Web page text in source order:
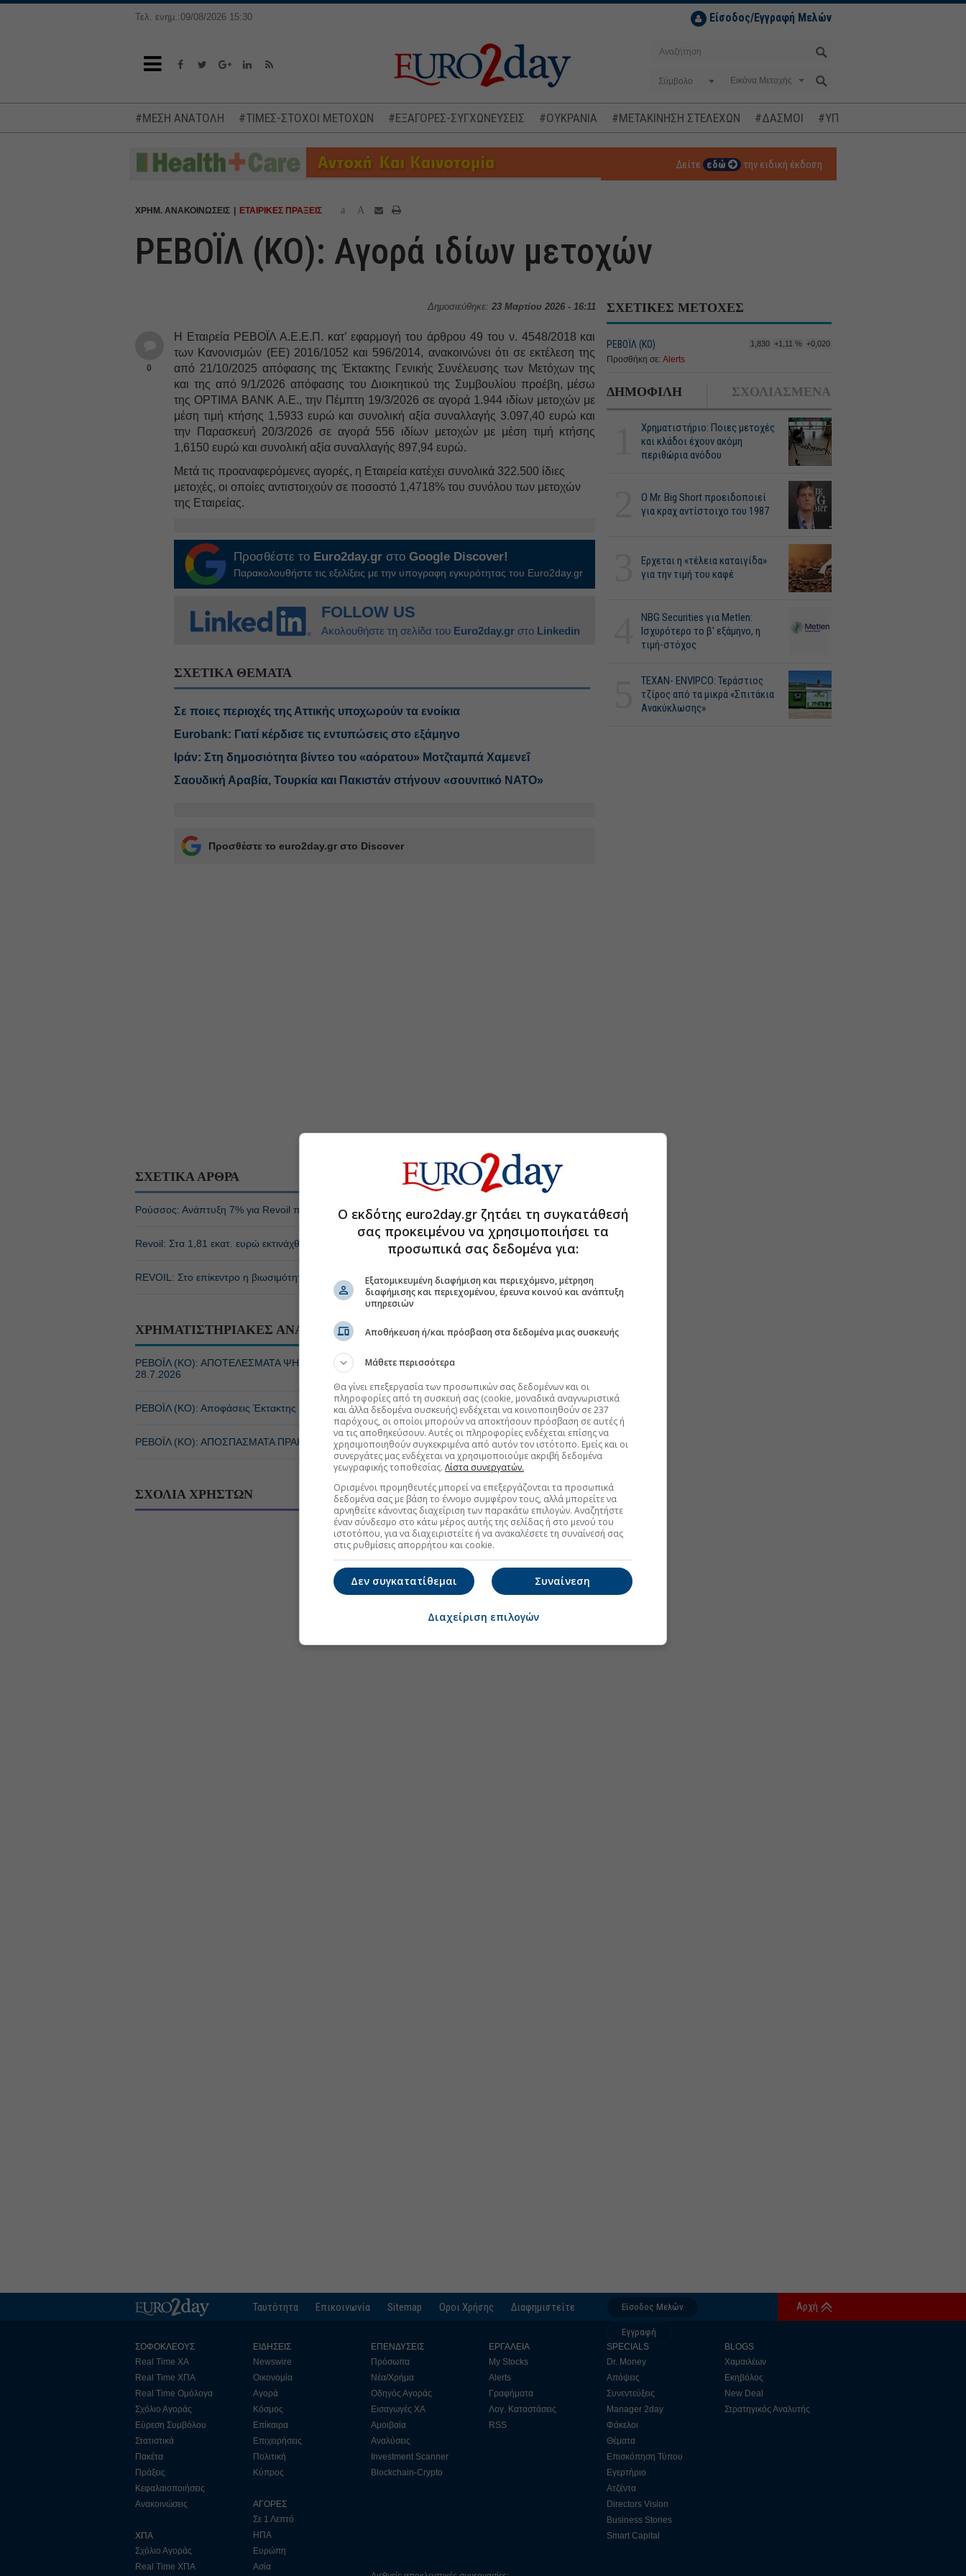
Τελ. ενημ.:09/08/2026 15:30 Είσοδος/Εγγραφή Μελών
Σύμβολο
#ΜΕΣΗ ΑΝΑΤΟΛΗ #ΤΙΜΕΣ-ΣΤΟΧΟΙ ΜΕΤΟΧΩΝ #ΕΞΑΓΟΡΕΣ-ΣΥΓΧΩΝΕΥΣΕΙΣ #ΟΥΚΡΑΝΙΑ #ΜΕΤΑΚΙΝΗΣΗ ΣΤΕΛΕΧΩΝ #ΔΑΣΜΟΙ #ΥΠΟΚΛΟΠΕΣ
Δείτε εδώ την ειδική έκδοση
ΧΡΗΜ. ΑΝΑΚΟΙΝΩΣΕΙΣ ΕΤΑΙΡΙΚΕΣ ΠΡΑΞΕΙΣ a A
ΡΕΒΟΪΛ (ΚΟ): Αγορά ιδίων μετοχών
Δημοσιεύθηκε: 23 Μαρτίου 2026 - 16:11
0
Η Εταιρεία ΡΕΒΟΪΛ Α.Ε.Ε.Π. κατ’ εφαρμογή του άρθρου 49 του ν. 4548/2018 και
των Κανονισμών (ΕΕ) 2016/1052 και 596/2014, ανακοινώνει ότι σε εκτέλεση της
από 21/10/2025 απόφασης της Έκτακτης Γενικής Συνέλευσης των Μετόχων της
και της από 9/1/2026 απόφασης του Διοικητικού της Συμβουλίου προέβη, μέσω
της OPTIMA BANK A.E., την Πέμπτη 19/3/2026 σε αγορά 1.944 ιδίων μετοχών με
μέση τιμή κτήσης 1,5933 ευρώ και συνολική αξία συναλλαγής 3.097,40 ευρώ και
την Παρασκευή 20/3/2026 σε αγορά 556 ιδίων μετοχών με μέση τιμή κτήσης
1,6150 ευρώ και συνολική αξία συναλλαγής 897,94 ευρώ.
Μετά τις προαναφερόμενες αγορές, η Εταιρεία κατέχει συνολικά 322.500 ίδιες
μετοχές, οι οποίες αντιστοιχούν σε ποσοστό 1,4718% του συνόλου των μετοχών
της Εταιρείας.
Προσθέστε το Euro2day.gr στοGoogle Discover!
Παρακολουθήστε τις εξελίξεις με την υπογραφη εγκυρότητας του Euro2day.gr
FOLLOW US
Ακολουθήστε τη σελίδα του Euro2day.gr στο Linkedin
ΣΧΕΤΙΚΑ ΘΕΜΑΤΑ
Σε ποιες περιοχές της Αττικής υποχωρούν τα ενοίκια
Eurobank: Γιατί κέρδισε τις εντυπώσεις στο εξάμηνο
Ιράν: Στη δημοσιότητα βίντεο του «αόρατου» Μοτζταμπά Χαμενεΐ
Σαουδική Αραβία, Τουρκία και Πακιστάν στήνουν «σουνιτικό ΝΑΤΟ»
Προσθέστε το euro2day.gr στο Discover
ΣΧΕΤΙΚΕΣ ΜΕΤΟΧΕΣ
ΡΕΒΟΪΛ (ΚΟ) 1,830 +1,11 % +0,020
Προσθήκη σε: Alerts
ΔΗΜΟΦΙΛΗ ΣΧΟΛΙΑΣΜΕΝΑ
Χρηματιστήριο: Ποιες μετοχές
και κλάδοι έχουν ακόμη
περιθώρια ανόδου
O Mr. Big Short προειδοποιεί
για κραχ αντίστοιχο του 1987
Ερχεται η «τέλεια καταιγίδα»
για την τιμή του καφέ
NBG Securities για Metlen:
Ισχυρότερο το β' εξάμηνο, η
τιμή-στόχος
ΤΕΧΑΝ- ENVIPCO: Τεράστιος
τζίρος από τα μικρά «Σπιτάκια
Ανακύκλωσης»
ΣΧΕΤΙΚΑ ΑΡΘΡΑ Περισσότερα για τη Μετοχή
Ρούσσος: Ανάπτυξη 7% για Revoil παρά την πτώση της αγοράς καυσίμων (07:31 29/07/2026)
Revoil: Στα 1,81 εκατ. ευρώ εκτινάχθηκαν τα κέρδη προ φόρων το Q1 (09:58 30/06/2026)
REVOIL: Στο επίκεντρο η βιωσιμότητα και η καθαρή ενέργεια στην Έκθεση 2025 (15:00 23/06/2026)
ΧΡΗΜΑΤΙΣΤΗΡΙΑΚΕΣ ΑΝΑΚΟΙΝΩΣΕΙΣ Περισσότερα για τη Μετοχή
ΡΕΒΟΪΛ (ΚΟ): ΑΠΟΤΕΛΕΣΜΑΤΑ ΨΗΦΟΦΟΡΙΑΣ ΤΗΣ ΕΚΤΑΚΤΗΣ ΓΕΝΙΚΗΣ ΣΥΝΕΛΕΥΣΗΣ ΤΗΣ
28.7.2026
ΡΕΒΟΪΛ (ΚΟ): Αποφάσεις Έκτακτης Γενικής Συνέλευσης της 28.7.2026 (19:23 28/07/2026)
ΡΕΒΟΪΛ (ΚΟ): ΑΠΟΣΠΑΣΜΑΤΑ ΠΡΑΚΤΙΚΩΝ Δ.Σ. ΚΑΙ ΕΠΙΤΡΟΠΩΝ (15:21 08/07/2026)
ΣΧΟΛΙΑ ΧΡΗΣΤΩΝ
Ταυτότητα Επικοινωνία Sitemap Οροι Χρήσης Διαφημιστείτε Είσοδος Μελών
Εγγραφή
Αρχή
ΣΟΦΟΚΛΕΟΥΣ
Real Time ΧΑ
Real Time ΧΠΑ
Real Time Ομόλογα
Σχόλιο Αγοράς
Εύρεση Συμβόλου
Στατιστικά
Πακέτα
Πράξεις
Κεφαλαιοποιήσεις
Ανακοινώσεις
ΧΠΑ
Σχόλιο Αγοράς
Real Time ΧΠΑ
ΕΙΔΗΣΕΙΣ
Newswire
Οικονομία
Αγορά
Κόσμος
Επίκαιρα
Επιχειρήσεις
Πολιτική
Κύπρος
ΑΓΟΡΕΣ
Σε 1 Λεπτό
ΗΠΑ
Ευρώπη
Ασία
ΕΠΕΝΔΥΣΕΙΣ
Πρόσωπα
Νέα/Χρήμα
Οδηγός Αγοράς
Εισαγωγές ΧΑ
Αμοιβαία
Αναλύσεις
Investment Scanner
Blockchain-Crypto
ΕΡΓΑΛΕΙΑ
My Stocks
Alerts
Γραφήματα
Λογ. Καταστάσεις
RSS
SPECIALS
Dr. Money
Απόψεις
Συνεντεύξεις
Manager 2day
Φάκελοι
Θέματα
Επισκόπηση Τύπου
Εγερτήριο
Ατζέντα
Directors Vision
Business Stories
Smart Capital
BLOGS
Χαμαιλέων
Εκηβόλος
New Deal
Στρατηγικός Αναλυτής
Ο εκδότης euro2day.gr ζητάει τη συγκατάθεσή
σας προκειμένου να χρησιμοποιήσει τα
προσωπικά σας δεδομένα για:
Εξατομικευμένη διαφήμιση και περιεχόμενο, μέτρηση
διαφήμισης και περιεχομένου, έρευνα κοινού και ανάπτυξη
υπηρεσιών
Αποθήκευση ή/και πρόσβαση στα δεδομένα μιας συσκευής
Μάθετε περισσότερα
Θα γίνει επεξεργασία των προσωπικών σας δεδομένων και οι
πληροφορίες από τη συσκευή σας (cookie, μοναδικά αναγνωριστικά
και άλλα δεδομένα συσκευής) ενδέχεται να κοινοποιηθούν σε 237
παρόχους, οι οποίοι μπορούν να αποκτήσουν πρόσβαση σε αυτές ή
να τις αποθηκεύσουν. Αυτές οι πληροφορίες ενδέχεται επίσης να
χρησιμοποιηθούν συγκεκριμένα από αυτόν τον ιστότοπο. Εμείς και οι
συνεργάτες μας ενδέχεται να χρησιμοποιούμε ακριβή δεδομένα
γεωγραφικής τοποθεσίας. Λίστα συνεργατών.
Ορισμένοι προμηθευτές μπορεί να επεξεργάζονται τα προσωπικά
δεδομένα σας με βάση το έννομο συμφέρον τους, αλλά μπορείτε να
αρνηθείτε κάνοντας διαχείριση των παρακάτω επιλογών. Αναζητήστε
έναν σύνδεσμο στο κάτω μέρος αυτής της σελίδας ή στο μενού του
ιστοτόπου, για να διαχειριστείτε ή να ανακαλέσετε τη συναίνεσή σας
στις ρυθμίσεις απορρήτου και cookie.
Συναίνεση
Δεν συγκατατίθεμαι
Διαχείριση επιλογών